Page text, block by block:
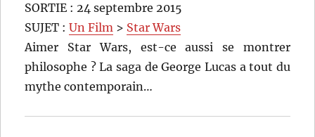
SORTIE : 24 septembre 2015
SUJET :Un Film > Star Wars
Aimer Star Wars, est-ce aussi se montrer
philosophe ? La saga de George Lucas a tout du
mythe contemporain…